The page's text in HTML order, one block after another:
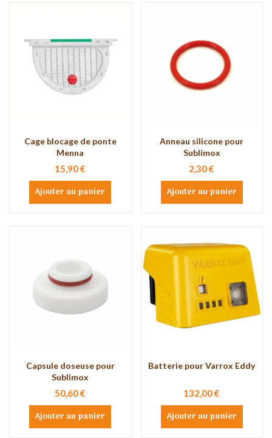
Cage blocage de ponte
Menna
15,90 €
Ajouter au panier
Anneau silicone pour
Sublimox
2,30 €
Ajouter au panier
Capsule doseuse pour
Sublimox
50,60 €
Ajouter au panier
Batterie pour Varrox Eddy
132,00 €
Ajouter au panier